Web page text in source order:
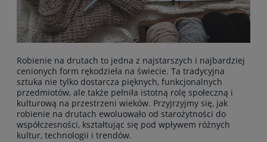
Robienie na drutach to jedna z najstarszych i najbardziej
cenionych form rękodzieła na świecie. Ta tradycyjna
sztuka nie tylko dostarcza pięknych, funkcjonalnych
przedmiotów, ale także pełniła istotną rolę społeczną i
kulturową na przestrzeni wieków. Przyjrzyjmy się, jak
robienie na drutach ewoluowało od starożytności do
współczesności, kształtując się pod wpływem różnych
kultur, technologii i trendów.